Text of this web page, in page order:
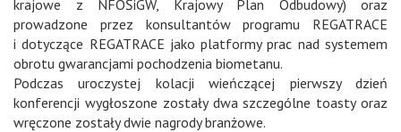
krajowe z NFOŚiGW, Krajowy Plan Odbudowy) oraz
prowadzone przez konsultantów programu REGATRACE
i dotyczące REGATRACE jako platformy prac nad systemem
obrotu gwarancjami pochodzenia biometanu.
Podczas uroczystej kolacji wieńczącej pierwszy dzień
konferencji wygłoszone zostały dwa szczególne toasty oraz
wręczone zostały dwie nagrody branżowe.